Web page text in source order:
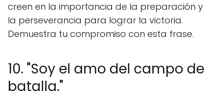
creen en la importancia de la preparación y
la perseverancia para lograr la victoria.
Demuestra tu compromiso con esta frase.
10. "Soy el amo del campo de
batalla."